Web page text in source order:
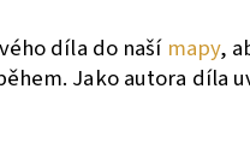
díla do naší mapy,
Jako autora díla